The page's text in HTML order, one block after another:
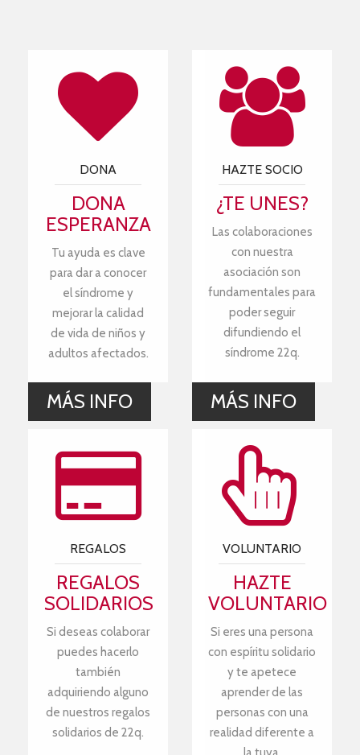
DONA
DONA
ESPERANZA
Tu ayuda es clave
para dar a conocer
el síndrome y
mejorar la calidad
de vida de niños y
adultos afectados.
MÁS INFO
HAZTE SOCIO
¿TE UNES?
Las colaboraciones
con nuestra
asociación son
fundamentales para
poder seguir
difundiendo el
síndrome 22q.
MÁS INFO
REGALOS
REGALOS
SOLIDARIOS
Si deseas colaborar
puedes hacerlo
también
adquiriendo alguno
de nuestros regalos
solidarios de 22q.
VOLUNTARIO
HAZTE
VOLUNTARIO
Si eres una persona
con espíritu solidario
y te apetece
aprender de las
personas con una
realidad diferente a